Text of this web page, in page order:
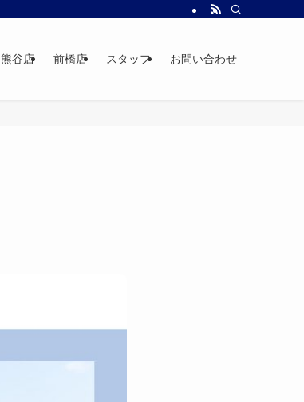
熊谷店 前橋店 スタッフ お問い合わせ